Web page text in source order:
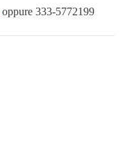
oppure 333-5772199